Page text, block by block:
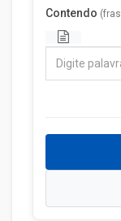
Contendo